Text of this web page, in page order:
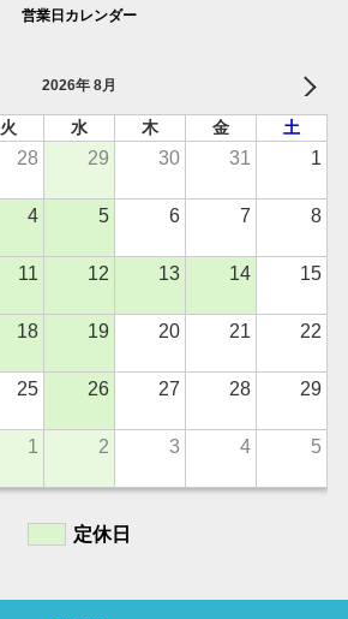
営業日カレンダー
2026年 8月
火 水 木 金 土
28 29 30 31 1
4 5 6 7 8
11 12 13 14 15
18 19 20 21 22
25 26 27 28 29
1 2 3 4 5
定休日